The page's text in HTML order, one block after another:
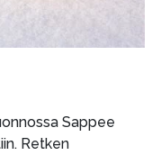
Sappee
Retken